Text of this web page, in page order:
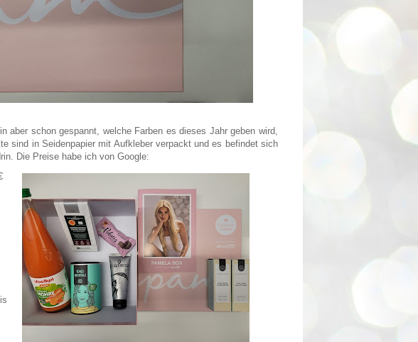
schon gespannt, welche Farben es dieses Jahr geben wird,
sind in Seidenpapier mit Aufkleber verpackt und es befindet sich
Die Preise habe ich von Google: